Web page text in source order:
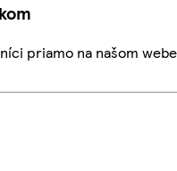
priamo na našom